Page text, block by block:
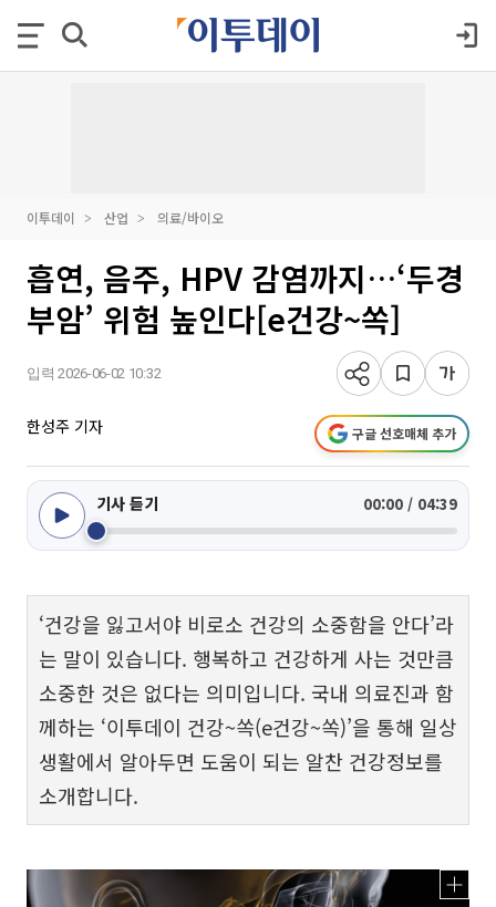
이투데이 산업 의료/바이오
흡연, 음주, HPV 감염까지…‘두경
부암’ 위험 높인다[e건강~쏙]
입력 2026-06-02 10:32
한성주 기자 구글 선호매체 추가
기사 듣기 00:00 / 04:39
‘건강을 잃고서야 비로소 건강의 소중함을 안다’라
는 말이 있습니다. 행복하고 건강하게 사는 것만큼
소중한 것은 없다는 의미입니다. 국내 의료진과 함
께하는 ‘이투데이 건강~쏙(e건강~쏙)’을 통해 일상
생활에서 알아두면 도움이 되는 알찬 건강정보를
소개합니다.